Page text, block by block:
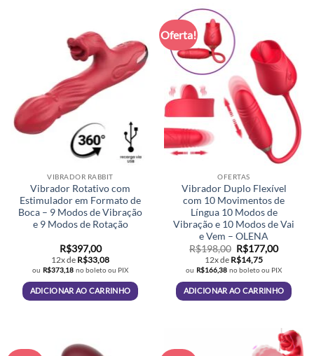
VIBRADOR RABBIT
Vibrador Rotativo com
Estimulador em Formato de
Boca – 9 Modos de Vibração
e 9 Modos de Rotação
R$397,00
12x de R$33,08
ou R$373,18 no boleto ou PIX
ADICIONAR AO CARRINHO
Oferta!
OFERTAS
Vibrador Duplo Flexível
com 10 Movimentos de
Língua 10 Modos de
Vibração e 10 Modos de Vai
e Vem – OLENA
R$198,00 O
preço
original
era:
R$198,00.
R$177,00O
atual
é:
12x de R$14,75
ou R$166,38 no boleto ou PIX
ADICIONAR AO CARRINHO